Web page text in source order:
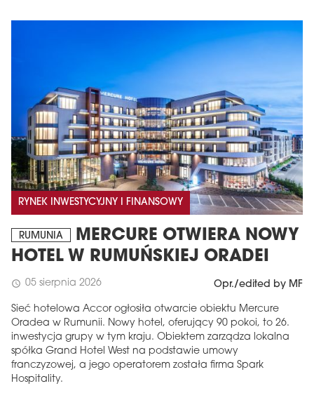
RYNEK INWESTYCYJNY I FINANSOWY
RUMUNIA
MERCURE OTWIERA NOWY
HOTEL W RUMUŃSKIEJ ORADEI
schedule 05 sierpnia 2026 Opr./edited by MF
Sieć hotelowa Accor ogłosiła otwarcie obiektu Mercure
Oradea w Rumunii. Nowy hotel, oferujący 90 pokoi, to 26.
inwestycja grupy w tym kraju. Obiektem zarządza lokalna
spółka Grand Hotel West na podstawie umowy
franczyzowej, a jego operatorem została firma Spark
Hospitality.